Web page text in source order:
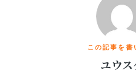
この記事を書
ユウス